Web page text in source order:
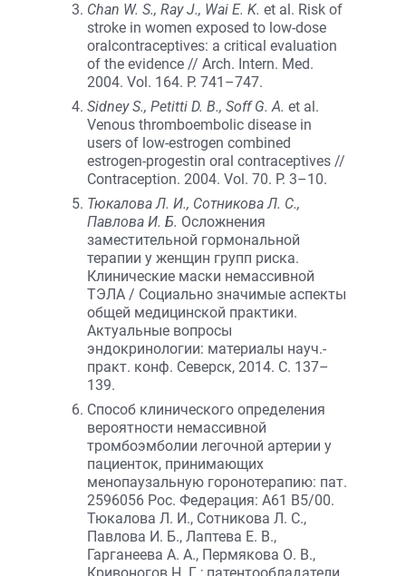
Chan W. S., Ray J., Wai E. K. et al. Risk of
stroke in women exposed to low-dose
oralcontraceptives: a critical evaluation
of the evidence // Arch. Intern. Med.
2004. Vol. 164. P. 741–747.
Sidney S., Petitti D. B., Soff G. A. et al.
Venous thromboembolic disease in
users of low-estrogen combined
estrogen-progestin oral contraceptives //
Contraception. 2004. Vol. 70. P. 3–10.
Тюкалова Л. И., Сотникова Л. С.,
Павлова И. Б. Осложнения
заместительной гормональной
терапии у женщин групп риска.
Клинические маски немассивной
ТЭЛА / Социально значимые аспекты
общей медицинской практики.
Актуальные вопросы
эндокринологии: материалы науч.-
практ. конф. Северск, 2014. С. 137–
139.
Способ клинического определения
вероятности немассивной
тромбоэмболии легочной артерии у
пациенток, принимающих
менопаузальную горонотерапию: пат.
2596056 Рос. Федерация: A61 B5/00.
Тюкалова Л. И., Сотникова Л. С.,
Павлова И. Б., Лаптева Е. В.,
Гарганеева А. А., Пермякова О. В.,